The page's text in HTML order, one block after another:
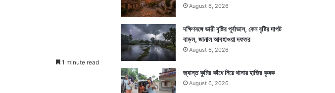
1 minute read
August 6, 2026
দক্ষিণবঙ্গে ভারী বৃষ্টির পূর্বাভাস, কেন বৃষ্টির দাপট
বাড়ল, জানাল আবহাওয়া দফতর
August 6, 2026
জ্যান্ত কুমির কাঁধে নিয়ে থানায় হাজির কৃষক
August 6, 2026